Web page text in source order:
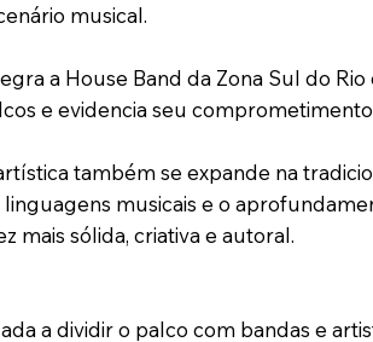
musical.
a House Band da Zona Sul do
e evidencia seu
também se expande na
musicais e o
mais sólida, criativa e autoral.
a dividir o palco com bandas e